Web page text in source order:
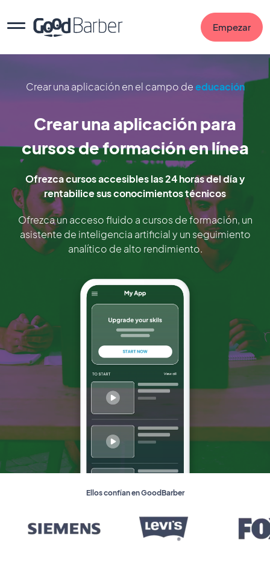
Empezar
Crear una aplicación en el campo deeducación
Crear una aplicación para
cursos de formación en línea
Ofrezca cursos accesibles las 24 horas del día y
rentabilice sus conocimientos técnicos
Ofrezca un acceso fluido a cursos de formación, un
asistente de inteligencia artificial y un seguimiento
analítico de alto rendimiento.
Ellos confían en GoodBarber